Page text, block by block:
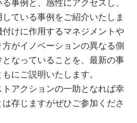
事例と、感性にアクセスし、
ている事例をご紹介いたしま
けに作用するマネジメントや
がイノベーションの異なる側
なっていることを、最新の事
にご説明いたします。
アクションの一助となれば幸
存じますがぜひご参加くださ